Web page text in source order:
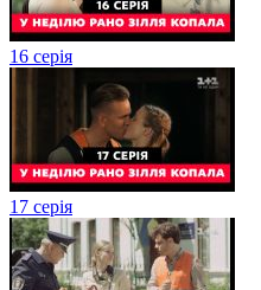
16 серія
17 серія